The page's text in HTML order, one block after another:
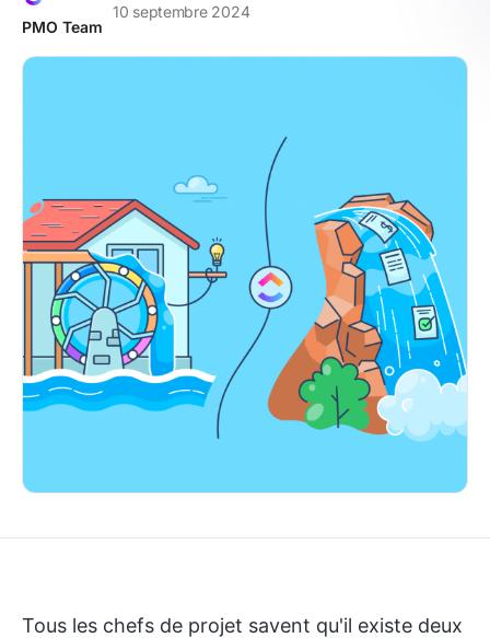
PMO Team
10 septembre 2024
Tous les chefs de projet savent qu'il existe deux